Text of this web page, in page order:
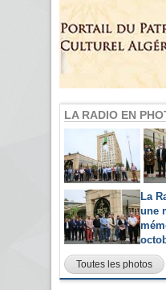
LA RADIO EN
La
une
Toutes les photos